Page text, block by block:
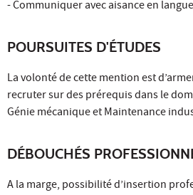
- Communiquer avec aisance en
POURSUITES D'ÉTUDES
La volonté de cette mention est
recruter sur des prérequis dans le
Génie mécanique et Maintenance
DÉBOUCHÉS
A la marge, possibilité d’insertion